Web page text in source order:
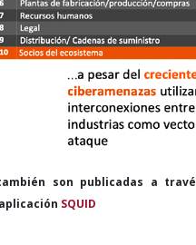
son publicadas a
SQUID